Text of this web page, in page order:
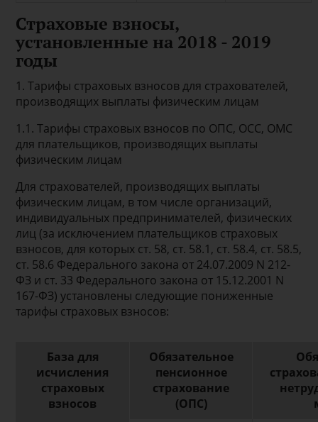
Страховые взносы,
установленные на 2018 - 2019
годы
1. Тарифы страховых взносов для страхователей,
производящих выплаты физическим лицам
1.1. Тарифы страховых взносов по ОПС, ОСС, ОМС
для плательщиков, производящих выплаты
физическим лицам
Для страхователей, производящих выплаты
физическим лицам, в том числе организаций,
индивидуальных предпринимателей, физических
лиц (за исключением плательщиков страховых
взносов, для которых ст. 58, ст. 58.1, ст. 58.4, ст. 58.5,
ст. 58.6 Федерального закона от 24.07.2009 N 212-
ФЗ и ст. 33 Федерального закона от 15.12.2001 N
167-ФЗ) установлены следующие пониженные
тарифы страховых взносов:
База для
исчисления
страховых
взносов
Обязательное
пенсионное
страхование
(ОПС)